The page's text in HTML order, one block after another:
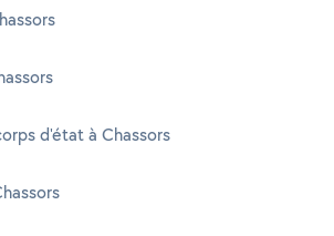
d'état à Chassors